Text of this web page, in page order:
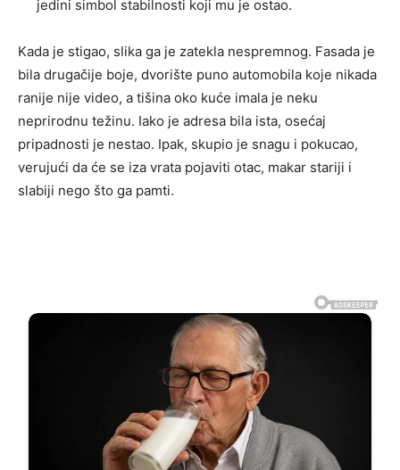
jedini simbol stabilnosti koji mu je ostao.
Kada je stigao, slika ga je zatekla nespremnog. Fasada je
bila drugačije boje, dvorište puno automobila koje nikada
ranije nije video, a tišina oko kuće imala je neku
neprirodnu težinu. Iako je adresa bila ista, osećaj
pripadnosti je nestao. Ipak, skupio je snagu i pokucao,
verujući da će se iza vrata pojaviti otac, makar stariji i
slabiji nego što ga pamti.